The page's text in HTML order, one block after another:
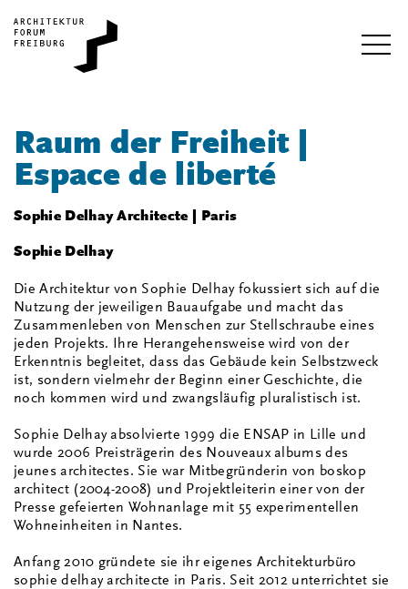
Raum der Freiheit |
Espace de liberté
Sophie Delhay Architecte | Paris
Sophie Delhay
Die Architektur von Sophie Delhay fokussiert sich auf die
Nutzung der jeweiligen Bauaufgabe und macht das
Zusammenleben von Menschen zur Stellschraube eines
jeden Projekts. Ihre Herangehensweise wird von der
Erkenntnis begleitet, dass das Gebäude kein Selbstzweck
ist, sondern vielmehr der Beginn einer Geschichte, die
noch kommen wird und zwangsläufig pluralistisch ist.
Sophie Delhay absolvierte 1999 die ENSAP in Lille und
wurde 2006 Preisträgerin des Nouveaux albums des
jeunes architectes. Sie war Mitbegründerin von boskop
architect (2004-2008) und Projektleiterin einer von der
Presse gefeierten Wohnanlage mit 55 experimentellen
Wohneinheiten in Nantes.
Anfang 2010 gründete sie ihr eigenes Architekturbüro
sophie delhay architecte in Paris. Seit 2012 unterrichtet sie